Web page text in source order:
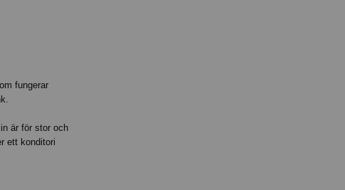
fungerar
är för stor och
ett konditori